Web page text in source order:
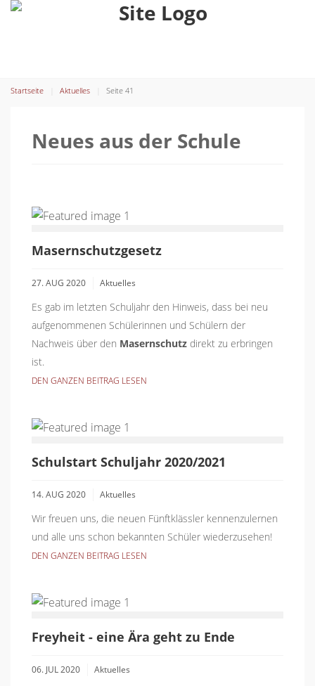
Startseite Aktuelles Seite 41
Neues aus der Schule
Masernschutzgesetz
27. AUG 2020 Aktuelles
Es gab im letzten Schuljahr den Hinweis, dass bei neu
aufgenommenen Schülerinnen und Schülern der
Nachweis über den Masernschutz direkt zu erbringen
ist.
DEN GANZEN BEITRAG LESEN
Schulstart Schuljahr 2020/2021
14. AUG 2020 Aktuelles
Wir freuen uns, die neuen Fünftklässler kennenzulernen
und alle uns schon bekannten Schüler wiederzusehen!
DEN GANZEN BEITRAG LESEN
Freyheit - eine Ära geht zu Ende
06. JUL 2020 Aktuelles